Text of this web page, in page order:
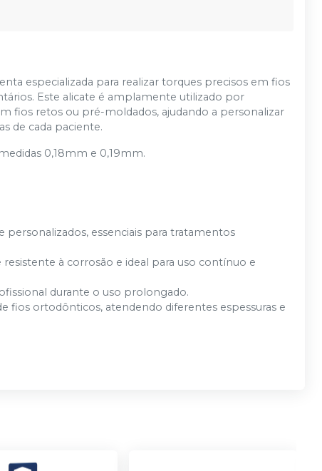
especializada para realizar torques precisos em fios
Este alicate é amplamente utilizado por
fios retos ou pré-moldados, ajudando a personalizar
de cada paciente.
0,18mm e 0,19mm.
essenciais para tratamentos
à corrosão e ideal para uso contínuo e
durante o uso prolongado.
fios ortodônticos, atendendo diferentes espessuras e